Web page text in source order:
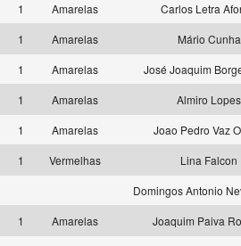
1 Amarelas
Carlos Letra
1 Amarelas
Mário Cunha
1 Amarelas
José Joaquim
1 Amarelas
Almiro Lopes
1 Amarelas
Joao Pedro Vaz
1 Vermelhas
Lina Falcon
Domingos Antonio
1 Amarelas
Joaquim Paiva